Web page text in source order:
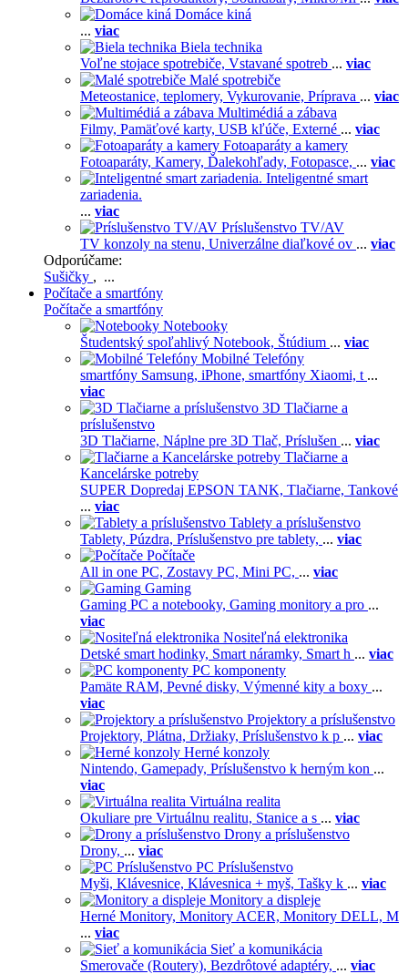
Domáce kiná
... viac
Biela technika
Voľne stojace spotrebiče, Vstavané spotreb ... viac
Malé spotrebiče
Meteostanice, teplomery, Vykurovanie, Príprava ... viac
Multimédiá a zábava
Filmy, Pamäťové karty, USB kľúče, Externé ... viac
Fotoaparáty a kamery
Fotoaparáty, Kamery, Ďalekohľady, Fotopasce, ... viac
Inteligentné smart
zariadenia.
... viac
Príslušenstvo TV/AV
TV konzoly na stenu, Univerzálne diaľkové ov ... viac
Odporúčame:
Sušičky , ...
Počítače a smartfóny
Počítače a smartfóny
Notebooky
Študentský spoľahlivý Notebook, Štúdium ... viac
Mobilné Telefóny
smartfóny Samsung, iPhone, smartfóny Xiaomi, t ...
viac
3D Tlačiarne a
príslušenstvo
3D Tlačiarne, Náplne pre 3D Tlač, Príslušen ... viac
Tlačiarne a
Kancelárske potreby
SUPER Dopredaj EPSON TANK, Tlačiarne, Tankové
... viac
Tablety a príslušenstvo
Tablety, Púzdra, Príslušenstvo pre tablety, ... viac
Počítače
All in one PC, Zostavy PC, Mini PC, ... viac
Gaming
Gaming PC a notebooky, Gaming monitory a pro ...
viac
Nositeľná elektronika
Detské smart hodinky, Smart náramky, Smart h ... viac
PC komponenty
Pamäte RAM, Pevné disky, Výmenné kity a boxy ...
viac
Projektory a príslušenstvo
Projektory, Plátna, Držiaky, Príslušenstvo k p ... viac
Herné konzoly
Nintendo, Gamepady, Príslušenstvo k herným kon ...
viac
Virtuálna realita
Okuliare pre Virtuálnu realitu, Stanice a s ... viac
Drony a príslušenstvo
Drony, ... viac
PC Príslušenstvo
Myši, Klávesnice, Klávesnica + myš, Tašky k ... viac
Monitory a displeje
Herné Monitory, Monitory ACER, Monitory DELL, M
... viac
Sieť a komunikácia
Smerovače (Routery), Bezdrôtové adaptéry, ... viac